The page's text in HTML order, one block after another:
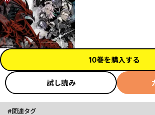
10巻を購入する
試し読み
関連タグ